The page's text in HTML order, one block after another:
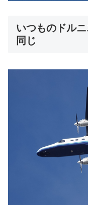
いつものドル
同じ